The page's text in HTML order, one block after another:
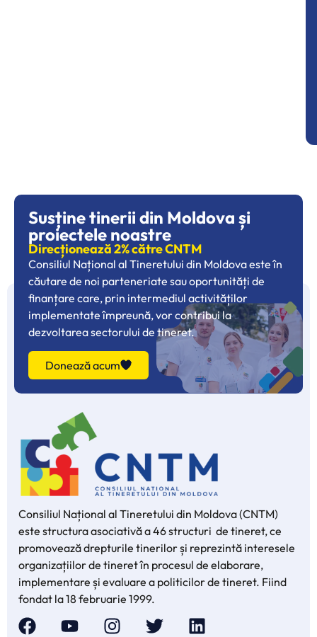
Susține tinerii din Moldova și
proiectele noastre
Direcționează 2% către CNTM
Consiliul Național al Tineretului din Moldova este în
căutare de noi parteneriate sau oportunități de
finanțare care, prin intermediul activităților
implementate împreună, vor contribui la
dezvoltarea sectorului de tineret.
Donează acum
Consiliul Național al Tineretului din Moldova (CNTM)
este structura asociativă a 46 structuri de tineret, ce
promovează drepturile tinerilor și reprezintă interesele
organizațiilor de tineret în procesul de elaborare,
implementare și evaluare a politicilor de tineret. Fiind
fondat la 18 februarie 1999.